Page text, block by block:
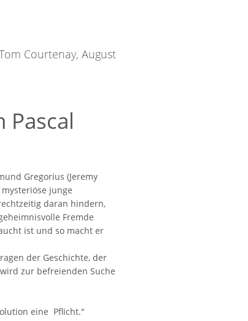
Courtenay, August
Pascal
Gregorius (Jeremy
junge
daran hindern,
Fremde
ist und so macht er
der Geschichte, der
zur befreienden Suche
eine Pflicht."